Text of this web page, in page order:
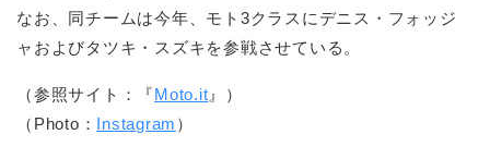
なお、同チームは今年、モト3クラスにデニス・フォッジ
ャおよびタツキ・スズキを参戦させている。
（参照サイト：『 Moto.it』）
（Photo：
Instagram ）